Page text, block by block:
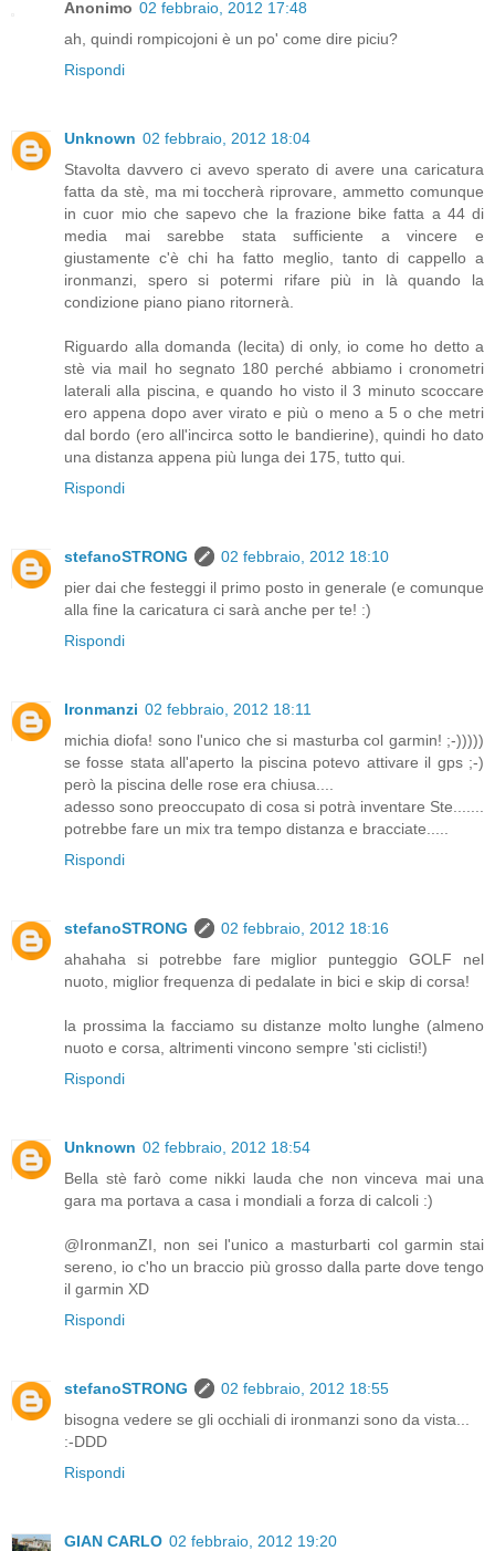
Anonimo 02 febbraio, 2012 17:48
ah, quindi rompicojoni è un po' come dire piciu?
Rispondi
Unknown 02 febbraio, 2012 18:04
Stavolta davvero ci avevo sperato di avere una caricatura
fatta da stè, ma mi toccherà riprovare, ammetto comunque
in cuor mio che sapevo che la frazione bike fatta a 44 di
media mai sarebbe stata sufficiente a vincere e
giustamente c'è chi ha fatto meglio, tanto di cappello a
ironmanzi, spero si potermi rifare più in là quando la
condizione piano piano ritornerà.
Riguardo alla domanda (lecita) di only, io come ho detto a
stè via mail ho segnato 180 perché abbiamo i cronometri
laterali alla piscina, e quando ho visto il 3 minuto scoccare
ero appena dopo aver virato e più o meno a 5 o che metri
dal bordo (ero all'incirca sotto le bandierine), quindi ho dato
una distanza appena più lunga dei 175, tutto qui.
Rispondi
stefanoSTRONG
02 febbraio, 2012 18:10
pier dai che festeggi il primo posto in generale (e comunque
alla fine la caricatura ci sarà anche per te! :)
Rispondi
Ironmanzi 02 febbraio, 2012 18:11
michia diofa! sono l'unico che si masturba col garmin! ;-)))))
se fosse stata all'aperto la piscina potevo attivare il gps ;-)
però la piscina delle rose era chiusa....
adesso sono preoccupato di cosa si potrà inventare Ste.......
potrebbe fare un mix tra tempo distanza e bracciate.....
Rispondi
stefanoSTRONG
02 febbraio, 2012 18:16
ahahaha si potrebbe fare miglior punteggio GOLF nel
nuoto, miglior frequenza di pedalate in bici e skip di corsa!
la prossima la facciamo su distanze molto lunghe (almeno
nuoto e corsa, altrimenti vincono sempre 'sti ciclisti!)
Rispondi
Unknown 02 febbraio, 2012 18:54
Bella stè farò come nikki lauda che non vinceva mai una
gara ma portava a casa i mondiali a forza di calcoli :)
@IronmanZI, non sei l'unico a masturbarti col garmin stai
sereno, io c'ho un braccio più grosso dalla parte dove tengo
il garmin XD
Rispondi
stefanoSTRONG
02 febbraio, 2012 18:55
bisogna vedere se gli occhiali di ironmanzi sono da vista...
:-DDD
Rispondi
GIAN CARLO 02 febbraio, 2012 19:20